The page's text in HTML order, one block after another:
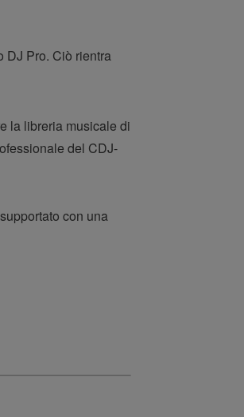
DJ Pro. Ciò rientra
la libreria musicale di
del CDJ-
con una